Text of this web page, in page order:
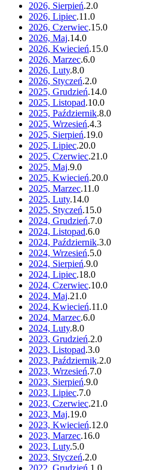
2026, Sierpień.2.0
2026, Lipiec.11 .0
2026, Czerwiec.15.0
2026, Maj.14.0
2026, Kwiecień.15.0
2026, Marzec.6.0
2026, Luty.8.0
2026, Styczeń.2.0
2025, Grudzień.14.0
2025, Listopad.10.0
2025, Październik.8.0
2025, Wrzesień.4.3
2025, Sierpień.19.0
2025, Lipiec.20.0
2025, Czerwiec.21 .0
2025, Maj.9.0
2025, Kwiecień.20.0
2025, Marzec.11 .0
2025, Luty.14.0
2025, Styczeń.15.0
2024, Grudzień.7.0
2024, Listopad.6.0
2024, Październik.3.0
2024, Wrzesień.5.0
2024, Sierpień.9.0
2024, Lipiec.18.0
2024, Czerwiec.10.0
2024, Maj.21 .0
2024, Kwiecień.11 .0
2024, Marzec.6.0
2024, Luty.8.0
2023, Grudzień.2.0
2023, Listopad.3.0
2023, Październik.2.0
2023, Wrzesień.7.0
2023, Sierpień.9.0
2023, Lipiec.7.0
2023, Czerwiec.21 .0
2023, Maj.19.0
2023, Kwiecień.12.0
2023, Marzec.16.0
2023, Luty.5.0
2023, Styczeń.2.0